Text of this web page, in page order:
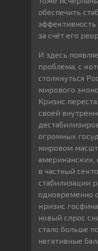
обеспечить
за счёт его
И здесь
проблема, с
столкнуться
мирового
Кризис
своей
огромных
мировом
американских,
в частный
стабилизации
одновременно
кризис
новый спрос
стало больше
негативные